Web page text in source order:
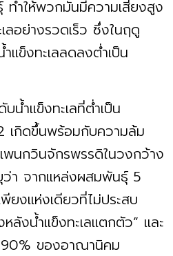
ทำให้พวกมันมีความเสี่ยงสูง
ลอย่างรวดเร็ว ซึ่งในฤดู
แข็งทะเลลดลงต่ำเป็น
น้ำแข็งทะเลที่ต่ำเป็น
เกิดขึ้นพร้อมกับความล้ม
พนกวินจักรพรรดิในวงกว้าง
ว่า จากแหล่งผสมพันธุ์ 5
ยงแห่งเดียวที่ไม่ประสบ
ลังน้ำแข็งทะเลแตกตัว” และ
ของอาณานิคม